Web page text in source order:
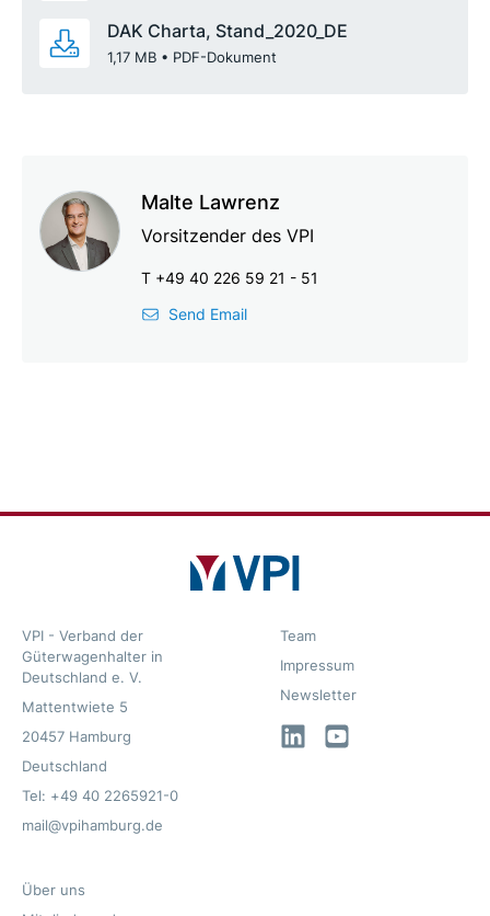
DAK Charta, Stand_2020_DE
1,17 MB ,• PDF-Dokument
Malte Lawrenz
Vorsitzender des VPI
T +49 40 226 59 21 - 51
Send Email
VPI - Verband der
Güterwagenhalter in
Deutschland e. V.
Mattentwiete 5
20457 Hamburg
Deutschland
Tel: +49 40 2265921-0
mail@vpihamburg.de
Team
Impressum
Newsletter
LinkedInYouTube
Über uns